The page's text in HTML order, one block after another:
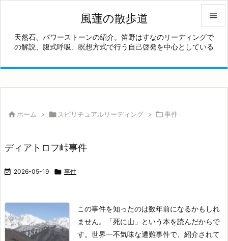
風蓮の散歩道
天然石、パワーストーンの紹介。笛野はすなのリーディングで
の解説、腹式呼吸、瞑想方式で行う自己啓発を中心としている


メニュ

 ホーム >  スピリチュアルリーディング > 事件
ディアトロフ峠事件
 2026-05-19  事件
この事件を知ったのは数年前になるかもしれ
ません。「死に山」という本を読んだからで
す。 世界一不気味な遭難事件で、紹介されて